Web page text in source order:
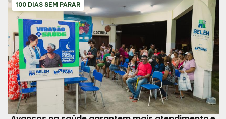
100 DIAS SEM PARAR